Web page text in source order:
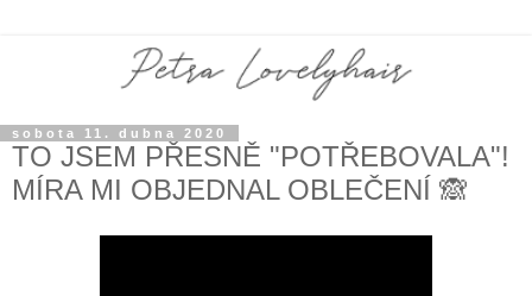
sobota 11. dubna 2020
TO JSEM PŘESNĚ "POTŘEBOVALA"!
MÍRA MI OBJEDNAL OBLEČENÍ 🙈